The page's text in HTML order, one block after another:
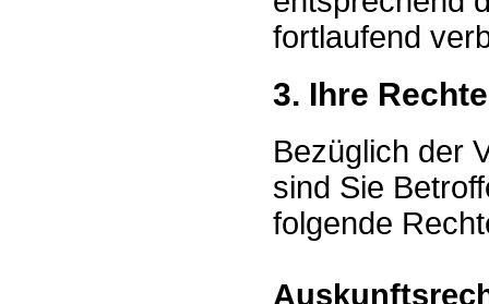
fortlaufend
3. Ihre Rechte
Bezüglich der
sind Sie
folgende